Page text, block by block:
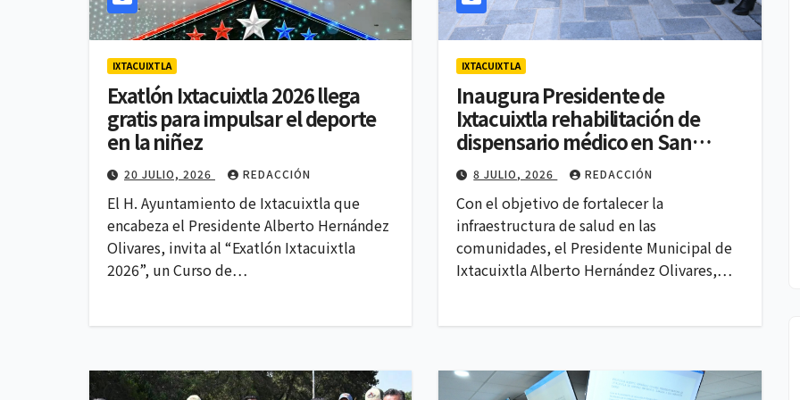
IXTACUIXTLA
Exatlón Ixtacuixtla 2026 llega
gratis para impulsar el deporte
en la niñez
20 JULIO, 2026 REDACCIÓN
El H. Ayuntamiento de Ixtacuixtla que
encabeza el Presidente Alberto Hernández
Olivares, invita al “Exatlón Ixtacuixtla
2026”, un Curso de…
IXTACUIXTLA
Inaugura Presidente de
Ixtacuixtla rehabilitación de
dispensario médico en San
Gabriel Popocatla
8 JULIO, 2026 REDACCIÓN
Con el objetivo de fortalecer la
infraestructura de salud en las
comunidades, el Presidente Municipal de
Ixtacuixtla Alberto Hernández Olivares,…
POLITICA
Lidera Ana Lilia
Rivera las
preferencias de
Morena en
Tlaxcala, según
4 AGOSTO, 2026 REDACCIÓN
POLITICA
Ana Lilia Rivera
denuncia
campaña para
vincularla con
otro partido;
lealtad a Morena
4 AGOSTO, 2026